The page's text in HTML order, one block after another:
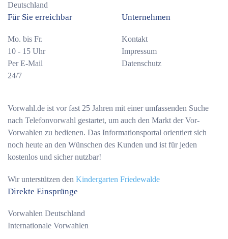
Deutschland
Für Sie erreichbar
Mo. bis Fr.
10 - 15 Uhr
Per E-Mail
24/7
Unternehmen
Kontakt
Impressum
Datenschutz
Vorwahl.de ist vor fast 25 Jahren mit einer umfassenden Suche
nach Telefonvorwahl gestartet, um auch den Markt der Vor-
Vorwahlen zu bedienen. Das Informationsportal orientiert sich
noch heute an den Wünschen des Kunden und ist für jeden
kostenlos und sicher nutzbar!
Wir unterstützen den Kindergarten Friedewalde
Direkte Einsprünge
Vorwahlen Deutschland
Internationale Vorwahlen